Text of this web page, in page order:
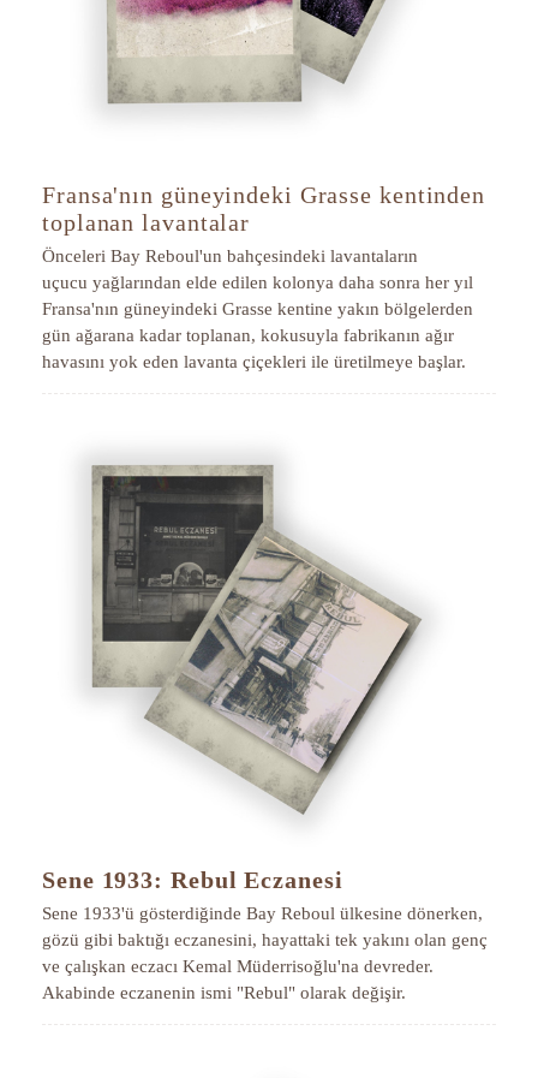
Fransa'nın güneyindeki Grasse kentinden
toplanan lavantalar
Önceleri Bay Reboul'un bahçesindeki lavantaların
uçucu yağlarından elde edilen kolonya daha sonra her yıl
Fransa'nın güneyindeki Grasse kentine yakın bölgelerden
gün ağarana kadar toplanan, kokusuyla fabrikanın ağır
havasını yok eden lavanta çiçekleri ile üretilmeye başlar.
Sene 1933: Rebul Eczanesi
Sene 1933'ü gösterdiğinde Bay Reboul ülkesine dönerken,
gözü gibi baktığı eczanesini, hayattaki tek yakını olan genç
ve çalışkan eczacı Kemal Müderrisoğlu'na devreder.
Akabinde eczanenin ismi "Rebul" olarak değişir.